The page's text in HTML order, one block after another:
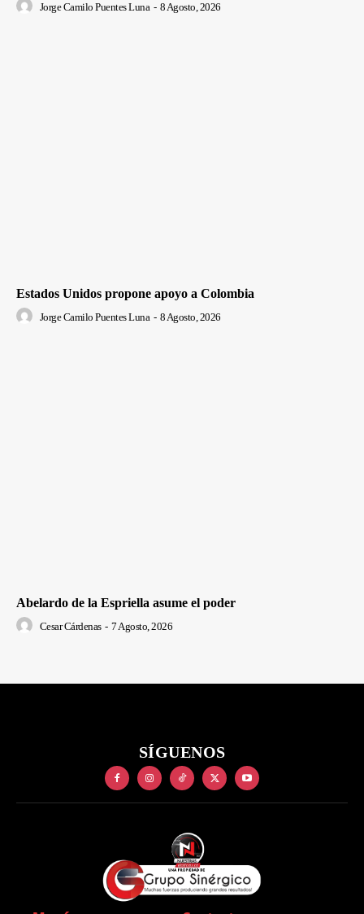
Jorge Camilo Puentes Luna - 8 Agosto, 2026
Estados Unidos propone apoyo a Colombia
Jorge Camilo Puentes Luna - 8 Agosto, 2026
Abelardo de la Espriella asume el poder
Cesar Cárdenas - 7 Agosto, 2026
SÍGUENOS